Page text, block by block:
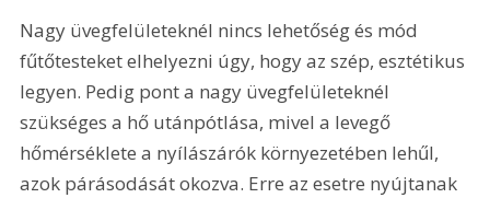
Nagy üvegfelületeknél nincs lehetőség és mód
fűtőtesteket elhelyezni úgy, hogy az szép, esztétikus
legyen. Pedig pont a nagy üvegfelületeknél
szükséges a hő utánpótlása, mivel a levegő
hőmérséklete a nyílászárók környezetében lehűl,
azok párásodását okozva. Erre az esetre nyújtanak